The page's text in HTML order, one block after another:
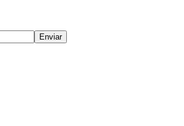
Enviar